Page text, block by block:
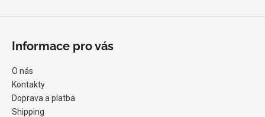
Informace pro vás
O nás
Kontakty
Doprava a platba
Shipping